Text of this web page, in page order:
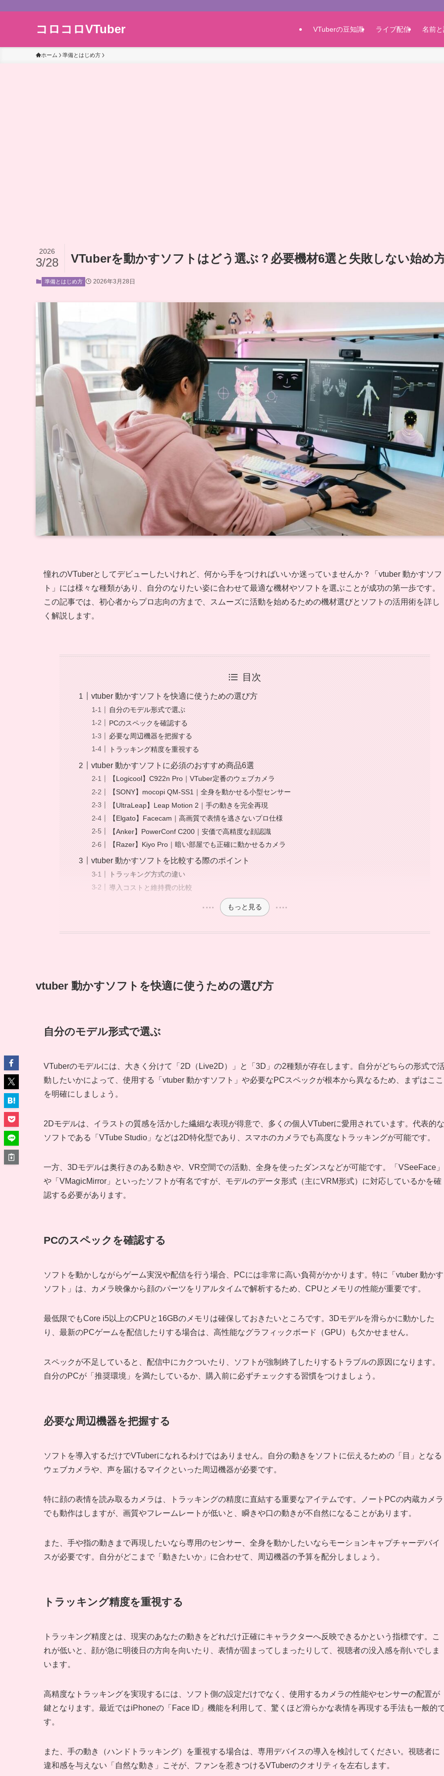
コロコロVTuber VTuberの豆知識 ライブ配信 名前
ホーム 準備とはじめ方
VTuberを動かすソフトはどう選ぶ？必要機材6選と失敗しない始め
2026
3/28
準備とはじめ方 2026年3月28日
憧れのVTuberとしてデビューしたいけれど、何から手をつければいいか迷っていませんか？「vtuber 動かすソフ
ト」には様々な種類があり、自分のなりたい姿に合わせて最適な機材やソフトを選ぶことが成功の第一歩です。
この記事では、初心者からプロ志向の方まで、スムーズに活動を始めるための機材選びとソフトの活用術を詳し
く解説します。
目次
vtuber 動かすソフトを快適に使うための選び方
自分のモデル形式で選ぶ
PCのスペックを確認する
必要な周辺機器を把握する
トラッキング精度を重視する
vtuber 動かすソフトに必須のおすすめ商品6選
【Logicool】C922n Pro｜VTuber定番のウェブカメラ
【SONY】mocopi QM-SS1｜全身を動かせる小型センサー
【UltraLeap】Leap Motion 2｜手の動きを完全再現
【Elgato】Facecam｜高画質で表情を逃さないプロ仕様
【Anker】PowerConf C200｜安価で高精度な顔認識
【Razer】Kiyo Pro｜暗い部屋でも正確に動かせるカメラ
vtuber 動かすソフトを比較する際のポイント
トラッキング方式の違い
導入コストと維持費の比較
もっと見る
vtuber 動かすソフトを快適に使うための選び方
自分のモデル形式で選ぶ
VTuberのモデルには、大きく分けて「2D（Live2D）」と「3D」の2種類が存在します。自分がどちらの形式で
動したいかによって、使用する「vtuber 動かすソフト」や必要なPCスペックが根本から異なるため、まずはここ
を明確にしましょう。
2Dモデルは、イラストの質感を活かした繊細な表現が得意で、多くの個人VTuberに愛用されています。代表的な
ソフトである「VTube Studio」などは2D特化型であり、スマホのカメラでも高度なトラッキングが可能です。
一方、3Dモデルは奥行きのある動きや、VR空間での活動、全身を使ったダンスなどが可能です。「VSeeFace」
や「VMagicMirror」といったソフトが有名ですが、モデルのデータ形式（主にVRM形式）に対応しているかを確
認する必要があります。
PCのスペックを確認する
ソフトを動かしながらゲーム実況や配信を行う場合、PCには非常に高い負荷がかかります。特に「vtuber 動かす
ソフト」は、カメラ映像から顔のパーツをリアルタイムで解析するため、CPUとメモリの性能が重要です。
最低限でもCore i5以上のCPUと16GBのメモリは確保しておきたいところです。3Dモデルを滑らかに動かした
り、最新のPCゲームを配信したりする場合は、高性能なグラフィックボード（GPU）も欠かせません。
スペックが不足していると、配信中にカクついたり、ソフトが強制終了したりするトラブルの原因になります。
自分のPCが「推奨環境」を満たしているか、購入前に必ずチェックする習慣をつけましょう。
必要な周辺機器を把握する
ソフトを導入するだけでVTuberになれるわけではありません。自分の動きをソフトに伝えるための「目」となる
ウェブカメラや、声を届けるマイクといった周辺機器が必要です。
特に顔の表情を読み取るカメラは、トラッキングの精度に直結する重要なアイテムです。ノートPCの内蔵カメラ
でも動作はしますが、画質やフレームレートが低いと、瞬きや口の動きが不自然になることがあります。
また、手や指の動きまで再現したいなら専用のセンサー、全身を動かしたいならモーションキャプチャーデバイ
スが必要です。自分がどこまで「動きたいか」に合わせて、周辺機器の予算を配分しましょう。
トラッキング精度を重視する
トラッキング精度とは、現実のあなたの動きをどれだけ正確にキャラクターへ反映できるかという指標です。こ
れが低いと、顔が急に明後日の方向を向いたり、表情が固まってしまったりして、視聴者の没入感を削いでしま
います。
高精度なトラッキングを実現するには、ソフト側の設定だけでなく、使用するカメラの性能やセンサーの配置が
鍵となります。最近ではiPhoneの「Face ID」機能を利用して、驚くほど滑らかな表情を再現する手法も一般的
す。
また、手の動き（ハンドトラッキング）を重視する場合は、専用デバイスの導入を検討してください。視聴者に
違和感を与えない「自然な動き」こそが、ファンを惹きつけるVTuberのクオリティを左右します。